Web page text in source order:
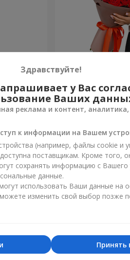
Заказать
Букет в упаковке
2 199 грн
Букет "Яркие
Здравствуйте!
у Вас
Ваших
реклама и контент,
к информации на Вашем
(например, файлы cookie и
поставщикам. Кроме того,
сохранять информацию с Вашего
данные.
использовать Ваши данные на
изменить свой выбор позже
Принять